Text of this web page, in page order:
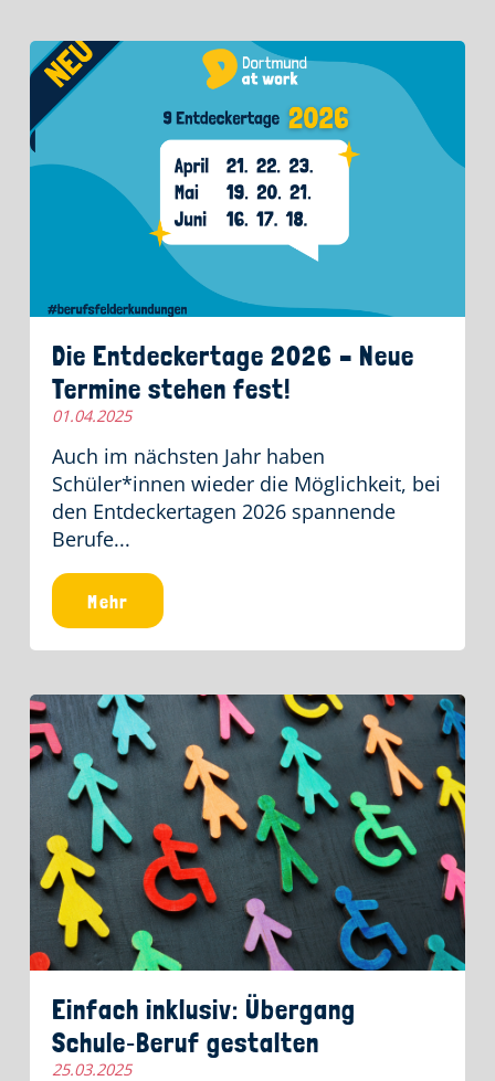
Die Entdeckertage 2026 – Neue
Termine stehen fest!
01.04.2025
Auch im nächsten Jahr haben
Schüler*innen wieder die Möglichkeit, bei
den Entdeckertagen 2026 spannende
Berufe...
Mehr
Einfach inklusiv: Übergang
Schule‑Beruf gestalten
25.03.2025